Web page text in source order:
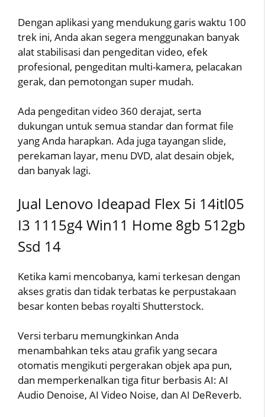
Dengan aplikasi yang mendukung garis waktu 100
trek ini, Anda akan segera menggunakan banyak
alat stabilisasi dan pengeditan video, efek
profesional, pengeditan multi-kamera, pelacakan
gerak, dan pemotongan super mudah.
Ada pengeditan video 360 derajat, serta
dukungan untuk semua standar dan format file
yang Anda harapkan. Ada juga tayangan slide,
perekaman layar, menu DVD, alat desain objek,
dan banyak lagi.
Jual Lenovo Ideapad Flex 5i 14itl05
I3 1115g4 Win11 Home 8gb 512gb
Ssd 14
Ketika kami mencobanya, kami terkesan dengan
akses gratis dan tidak terbatas ke perpustakaan
besar konten bebas royalti Shutterstock.
Versi terbaru memungkinkan Anda
menambahkan teks atau grafik yang secara
otomatis mengikuti pergerakan objek apa pun,
dan memperkenalkan tiga fitur berbasis AI: AI
Audio Denoise, AI Video Noise, dan AI DeReverb.